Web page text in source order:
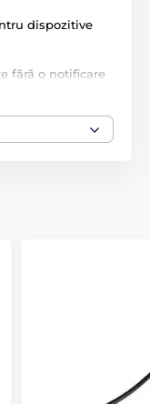
dispozitive
fără o notificare